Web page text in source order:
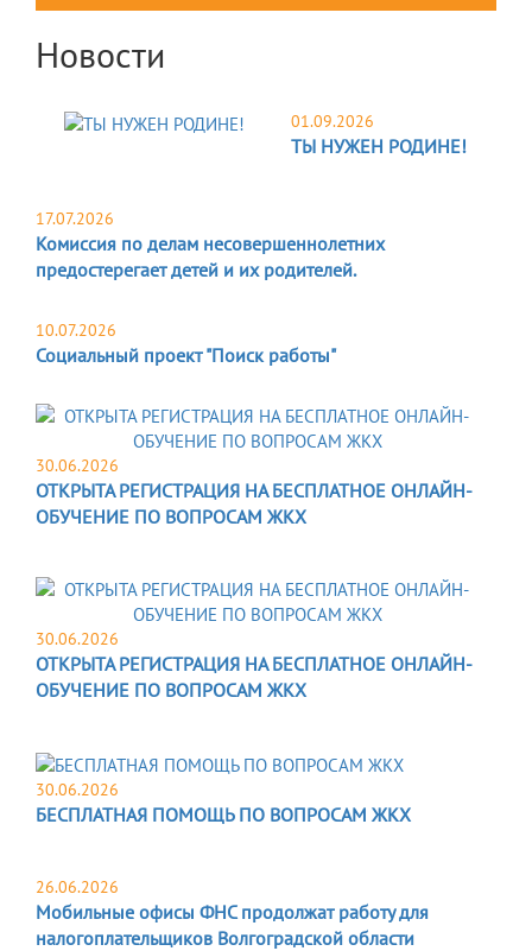
Новости
01.09.2026
ТЫ НУЖЕН РОДИНЕ!
17.07.2026
Комиссия по делам несовершеннолетних
предостерегает детей и их родителей.
10.07.2026
Социальный проект "Поиск работы"
30.06.2026
ОТКРЫТА РЕГИСТРАЦИЯ НА БЕСПЛАТНОЕ ОНЛАЙН-
ОБУЧЕНИЕ ПО ВОПРОСАМ ЖКХ
30.06.2026
ОТКРЫТА РЕГИСТРАЦИЯ НА БЕСПЛАТНОЕ ОНЛАЙН-
ОБУЧЕНИЕ ПО ВОПРОСАМ ЖКХ
30.06.2026
БЕСПЛАТНАЯ ПОМОЩЬ ПО ВОПРОСАМ ЖКХ
26.06.2026
Мобильные офисы ФНС продолжат работу для
налогоплательщиков Волгоградской области